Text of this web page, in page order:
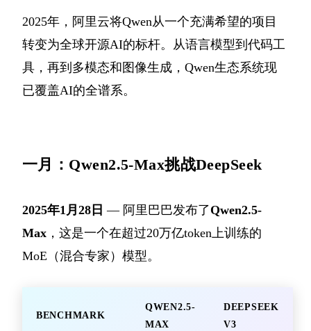
2025年，阿里云将Qwen从一个充满希望的项目
转变为全球开源AI的标杆。从语言模型到代码工
具，再到多模态和图像生成，Qwen生态系统现
已覆盖AI的全谱系。
一月：Qwen2.5-Max挑战DeepSeek
2025年1月28日 — 阿里巴巴发布了Qwen2.5-
Max ，这是一个在超过20万亿token上训练的
MoE（混合专家）模型。
BENCHMARK
QWEN2.5-
MAX
DEEPSEEK
V3